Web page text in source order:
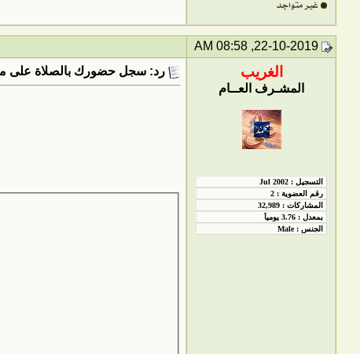
الغريب
المشـرف العــام
رد: سجل حضورك بالصلاة على